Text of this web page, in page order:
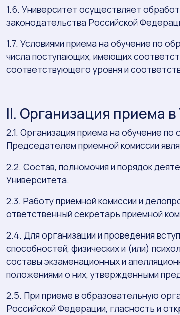
1.6. Университет осуществляет
законодательства Российской
1.7. Условиями приема на обучение по
числа поступающих, имеющих
соответствующего уровня и
II. Организация приема
2.1. Организация приема на обучение
Председателем приемной комиссии
2.2. Состав, полномочия и порядок
Университета.
2.3. Работу приемной комиссии и
ответственный секретарь приемной
2.4. Для организации и проведения
способностей, физических и (или)
составы экзаменационных и
положениями о них, утвержденными
2.5. При приеме в образовательную
Российской Федерации, гласность и